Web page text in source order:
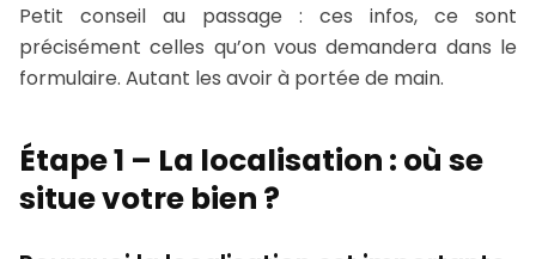
Petit conseil au passage : ces infos, ce sont
précisément celles qu’on vous demandera dans le
formulaire. Autant les avoir à portée de main.
Étape 1 – La localisation : où se
situe votre bien ?